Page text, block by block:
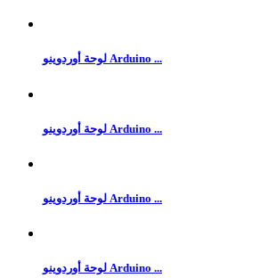
لوحة أوردوينو Arduino ...
لوحة أوردوينو Arduino ...
لوحة أوردوينو Arduino ...
لوحة أوردوينو Arduino ...